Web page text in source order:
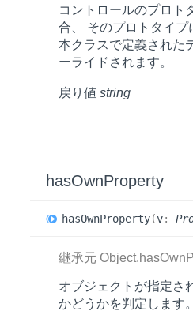
コントロールのプロト
合、 そのプロトタイプ
本クラスで定義された
ーライドされます。
戻り値 string
hasOwnProperty
hasOwnProperty(v:
継承元
オブジェクトが指定さ
かどうかを判定します。